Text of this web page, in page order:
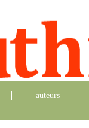
auteurs